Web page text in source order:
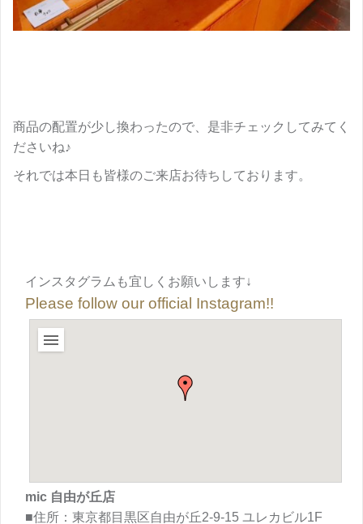
商品の配置が少し換わったので、是非チェックしてみてく
ださいね♪
それでは本日も皆様のご来店お待ちしております。
インスタグラムも宜しくお願いします↓
Please follow our official Instagram!!
mic 自由が丘店
■住所：東京都目黒区自由が丘2-9-15 ユレカビル1F